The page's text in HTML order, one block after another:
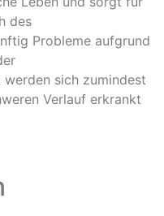
des
Probleme aufgrund
sich zumindest
Verlauf erkrankt